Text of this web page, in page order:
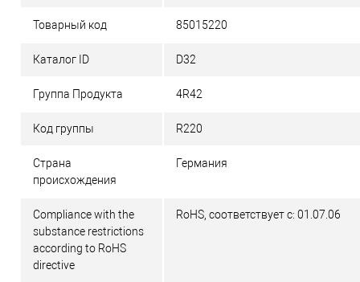
Товарный код 85015220
Каталог ID D32
Группа Продукта 4R42
Код группы R220
Страна
происхождения
Германия
Compliance with the
substance restrictions
according to RoHS
directive
RoHS, соответствует с: 01.07.06